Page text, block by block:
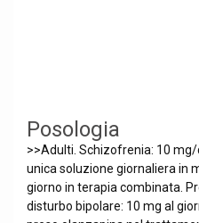
Posologia
>>Adulti. Schizofrenia: 10
unica soluzione giornaliera in
giorno in terapia combinata.
disturbo bipolare: 10 mg al